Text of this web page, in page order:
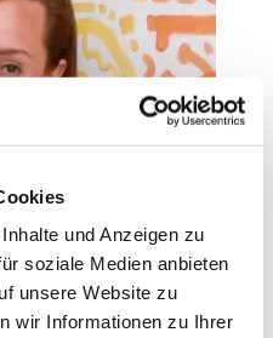
und Anzeigen zu
soziale Medien anbieten
unsere Website zu
wir Informationen zu Ihrer